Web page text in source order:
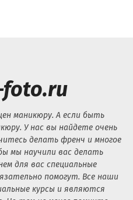
маникюру. А если быть
У нас вы найдете очень
делать френч и многое
мы научили вас делать
для вас специальные
помогут. Все наши
курсы и являются